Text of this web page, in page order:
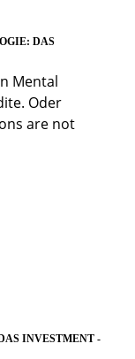
DAS
Mental
Oder
are not
INVESTMENT -